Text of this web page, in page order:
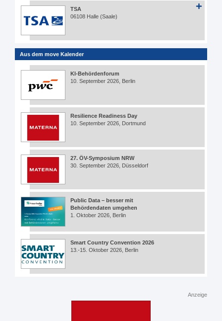
TSA
06108 Halle (Saale)
Aus dem move Kalender
KI-Behördenforum
10. September 2026, Berlin
Resilience Readiness Day
10. September 2026, Dortmund
27. ÖV-Symposium NRW
30. September 2026, Düsseldorf
Public Data – besser mit
Behördendaten umgehen
1. Oktober 2026, Berlin
Smart Country Convention 2026
13.-15. Oktober 2026, Berlin
Anzeige